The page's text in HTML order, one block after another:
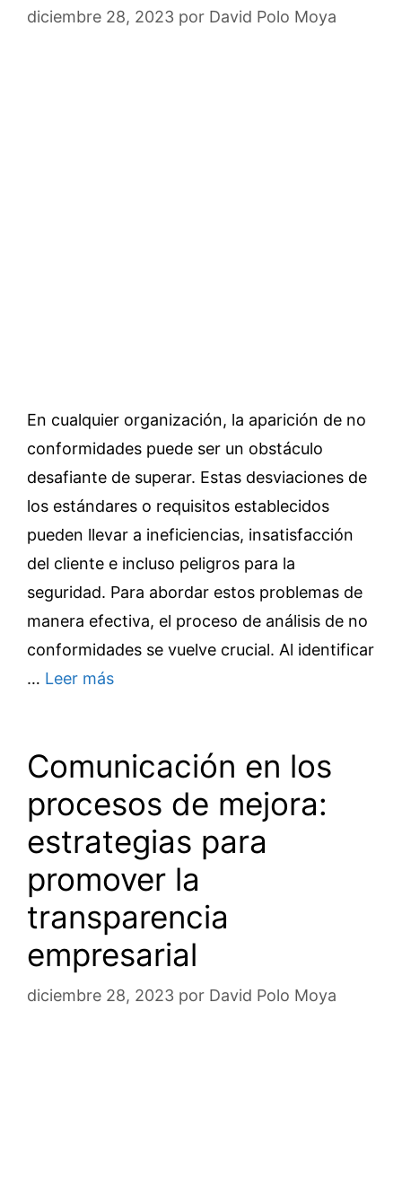
diciembre 28, 2023 por David Polo Moya
En cualquier organización, la aparición de no
conformidades puede ser un obstáculo
desafiante de superar. Estas desviaciones de
los estándares o requisitos establecidos
pueden llevar a ineficiencias, insatisfacción
del cliente e incluso peligros para la
seguridad. Para abordar estos problemas de
manera efectiva, el proceso de análisis de no
conformidades se vuelve crucial. Al identificar
… Leer más
Comunicación en los
procesos de mejora:
estrategias para
promover la
transparencia
empresarial
diciembre 28, 2023 por David Polo Moya